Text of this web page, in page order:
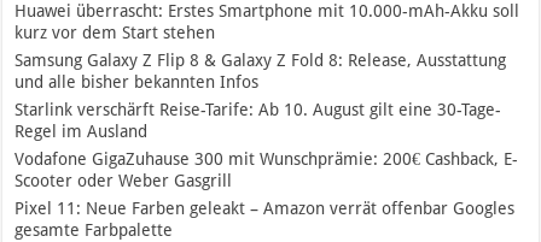
Huawei überrascht: Erstes Smartphone mit 10.000-mAh-Akku soll
kurz vor dem Start stehen
Samsung Galaxy Z Flip 8 & Galaxy Z Fold 8: Release, Ausstattung
und alle bisher bekannten Infos
Starlink verschärft Reise-Tarife: Ab 10. August gilt eine 30-Tage-
Regel im Ausland
Vodafone GigaZuhause 300 mit Wunschprämie: 200€ Cashback, E-
Scooter oder Weber Gasgrill
Pixel 11: Neue Farben geleakt – Amazon verrät offenbar Googles
gesamte Farbpalette